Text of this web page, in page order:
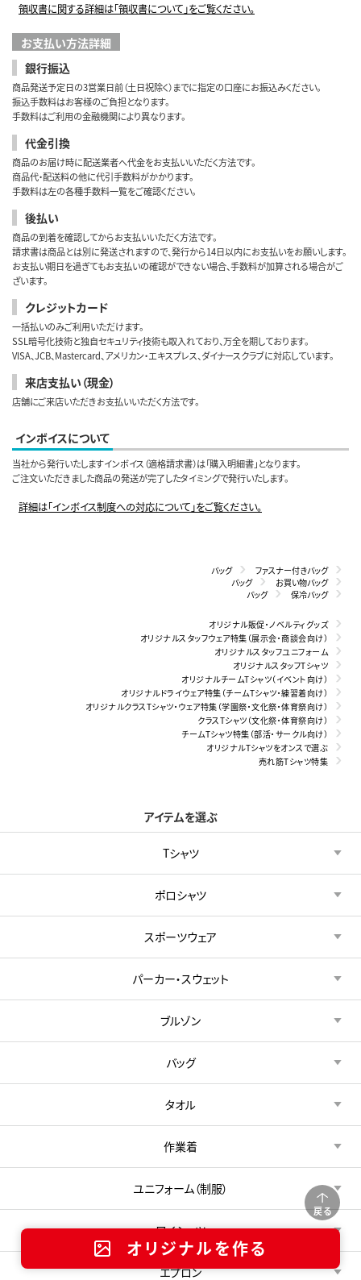
戻る
オリジナルを作る
領収書に関する詳細は「領収書について」をご覧ください。
お支払い方法詳細
銀行振込
商品発送予定日の3営業日前（土日祝除く）までに指定の口座にお振込みください。
振込手数料はお客様のご負担となります。
手数料はご利用の金融機関により異なります。
代金引換
商品のお届け時に配送業者へ代金をお支払いいただく方法です。
商品代・配送料の他に代引手数料がかかります。
手数料は左の各種手数料一覧をご確認ください。
後払い
商品の到着を確認してからお支払いいただく方法です。
請求書は商品とは別に発送されますので、発行から14日以内にお支払いをお願いします。
お支払い期日を過ぎてもお支払いの確認ができない場合、手数料が加算される場合がご
ざいます。
クレジットカード
一括払いのみご利用いただけます。
SSL暗号化技術と独自セキュリティ技術も取入れており、万全を期しております。
VISA、JCB、Mastercard、アメリカン・エキスプレス、ダイナースクラブに対応しています。
来店支払い（現金）
店舗にご来店いただきお支払いいただく方法です。
インボイスについて
当社から発行いたしますインボイス（適格請求書）は「購入明細書」となります。
ご注文いただきました商品の発送が完了したタイミングで発行いたします。
詳細は「インボイス制度への対応について」をご覧ください。
バッグ
ファスナー付きバッグ
バッグ
お買い物バッグ
バッグ
保冷バッグ
オリジナル販促・ノベルティグッズ
オリジナルスタッフウェア特集（展示会・商談会向け）
オリジナルスタッフユニフォーム
オリジナルスタッフTシャツ
オリジナルチームTシャツ（イベント向け）
オリジナルドライウェア特集（チームTシャツ・練習着向け）
オリジナルクラスTシャツ・ウェア特集（学園祭・文化祭・体育祭向け）
クラスTシャツ（文化祭・体育祭向け）
チームTシャツ特集（部活・サークル向け）
オリジナルTシャツをオンスで選ぶ
売れ筋Tシャツ特集
アイテムを選ぶ
Tシャツ
ポロシャツ
スポーツウェア
パーカー・スウェット
ブルゾン
バッグ
タオル
作業着
ユニフォーム（制服）
ワイシャツ
エプロン